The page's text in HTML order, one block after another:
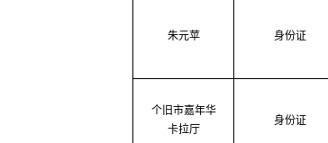
朱元苹 身份证
个旧市嘉年华
卡拉厅
身份证